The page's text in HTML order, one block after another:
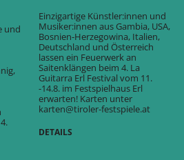
und
Einzigartige Künstler:innen und
Musiker:innen aus Gambia, USA,
Bosnien-Herzegowina, Italien,
Deutschland und Österreich
lassen ein Feuerwerk an
Saitenklängen beim 4. La
Guitarra Erl Festival vom 11.
-14.8. im Festspielhaus Erl
erwarten! Karten unter
karten@tiroler-festspiele.at
DETAILS